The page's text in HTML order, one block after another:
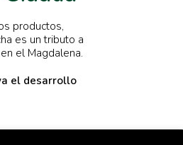
productos,
es un tributo a
el Magdalena.
el desarrollo